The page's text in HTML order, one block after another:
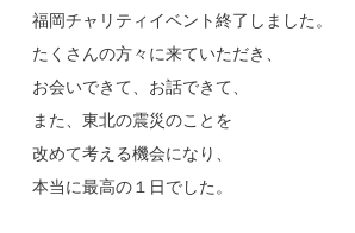
福岡チャリティイベント終了しました。
たくさんの方々に来ていただき、
お会いできて、お話できて、
また、東北の震災のことを
改めて考える機会になり、
本当に最高の１日でした。